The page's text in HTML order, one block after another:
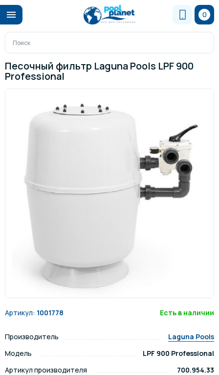
0
Песочный фильтр Laguna Pools LPF 900
Professional
Артикул: 1001778 Есть в наличии
Производитель
Laguna Pools
Модель
LPF 900 Professional
Артикул производителя
700.954.33